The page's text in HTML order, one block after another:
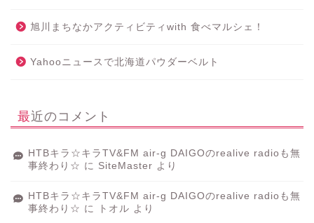
旭川まちなかアクティビティwith 食べマルシェ！
Yahooニュースで北海道パウダーベルト
最近のコメント
HTBキラ☆キラTV&FM air-g DAIGOのrealive radioも無
事終わり☆ に SiteMaster より
HTBキラ☆キラTV&FM air-g DAIGOのrealive radioも無
事終わり☆ に トオル より